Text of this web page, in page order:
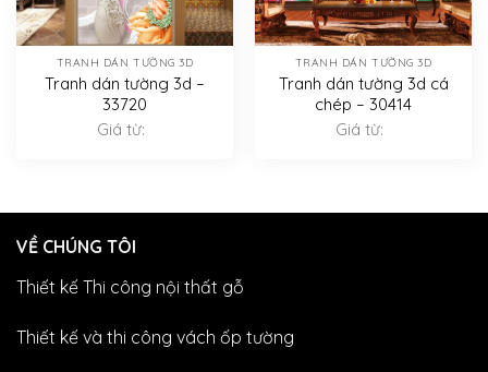
TRANH DÁN TƯỜNG 3D
Tranh dán tường 3d –
33720
Giá từ:
TRANH DÁN TƯỜNG 3D
Tranh dán tường 3d cá
chép – 30414
Giá từ:
VỀ CHÚNG TÔI
Thiết kế Thi công nội thất gỗ
Thiết kế và thi công vách ốp tường